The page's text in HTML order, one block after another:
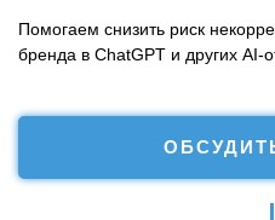
Помогаем снизить риск
бренда в ChatGPT и других AI-